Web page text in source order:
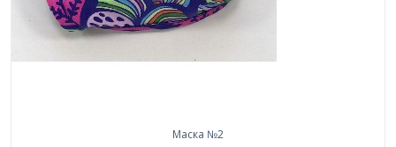
Маска №2